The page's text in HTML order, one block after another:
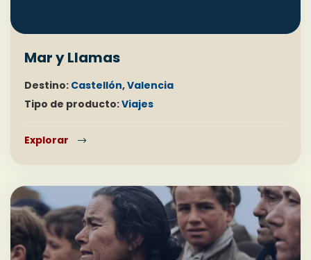
Mar y Llamas
Destino: Castellón,Valencia
Tipo de producto:Viajes
Explorar